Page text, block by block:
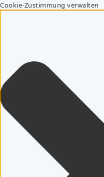
Cookie-Zustimmung verwalten